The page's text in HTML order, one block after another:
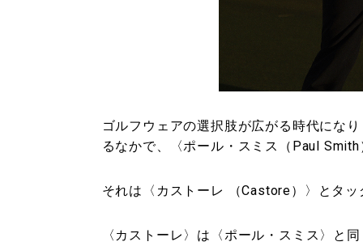
ゴルフウェアの選択肢が広がる時代にな
るなかで、〈ポール・スミス（Paul
それは〈カストーレ （Castore）〉とタ
〈カストーレ〉は〈ポール・スミス〉と